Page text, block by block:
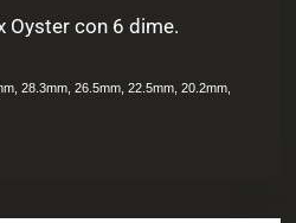
Oyster con 6 dime.
28.3mm, 26.5mm, 22.5mm, 20.2mm,